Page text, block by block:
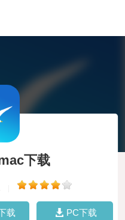
下载
载 PC下载